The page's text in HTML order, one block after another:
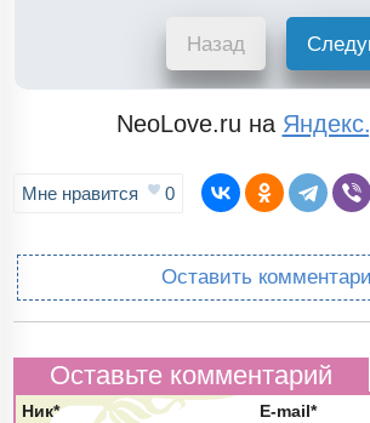
Назад
NeoLove.ru на
Мне нравится 0
Оставить
Оставьте комментарий
Ник* E-mail*